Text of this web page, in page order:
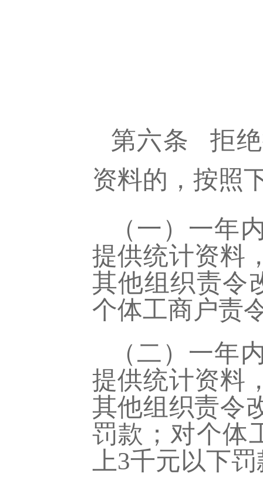
第六条
拒
资料的，按照
（一）一年
提供统计资料
其他组织责令
个体工商户责
（二）一年
提供统计资料
其他组织责令
罚款；对个体
上3千元以下